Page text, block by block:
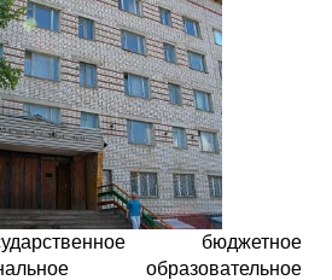
бюджетное
образовательное